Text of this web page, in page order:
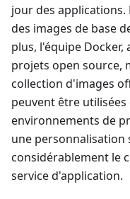
jour des applications.
des images de base
plus, l'équipe Docker,
projets open source,
collection d'images
peuvent être
environnements de
une
considérablement le
service d'application.